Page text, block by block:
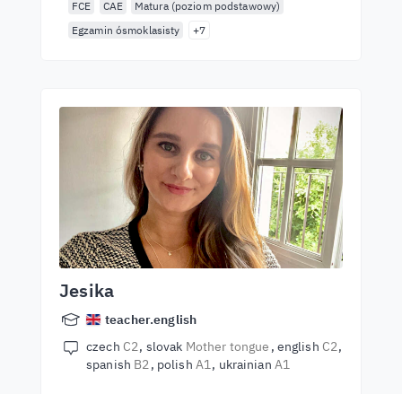
FCE CAE
Matura (poziom podstawowy)
Egzamin ósmoklasisty
+7
Jesika
teacher.english
czech C2 slovak Mother tongue english C2
spanish B2 polish A1 ukrainian A1